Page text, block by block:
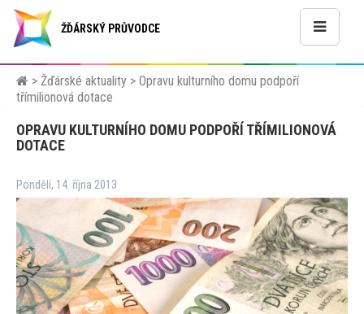
ŽĎÁRSKÝ PRŮVODCE
> Žďárské aktuality > Opravu kulturního domu podpoří
třímilionová dotace
OPRAVU KULTURNÍHO DOMU PODPOŘÍ TŘÍMILIONOVÁ
DOTACE
Pondělí, 14. října 2013